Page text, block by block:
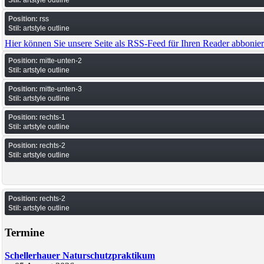
Position: rss
Stil: artstyle outline
Hier können Sie unsere Seite als RSS-Feed für Ihren Reader
Position: mitte-unten-2
Stil: artstyle outline
Position: mitte-unten-3
Stil: artstyle outline
Position: rechts-1
Stil: artstyle outline
Position: rechts-2
Stil: artstyle outline
Position: rechts-2
Stil: artstyle outline
Termine
Schellerhauer Naturschutzpraktikum